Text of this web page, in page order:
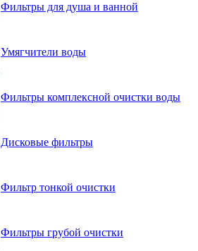
Фильтры для душа и ванной
Умягчители воды
Фильтры комплексной очистки воды
Дисковые фильтры
Фильтр тонкой очистки
Фильтры грубой очистки